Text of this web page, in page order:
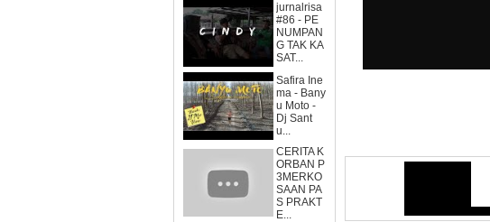
jurnalrisa
#86 - PE
NUMPAN
G TAK KA
SAT...
Safira Ine
ma - Bany
u Moto -
Dj Sant
u...
CERITA K
ORBAN P
3MERKO
SAAN PA
S PRAKT
E...